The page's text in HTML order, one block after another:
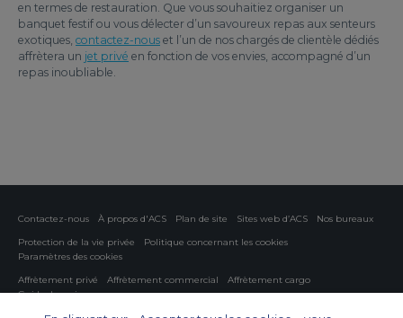
en termes de restauration. Que vous souhaitiez organiser un
banquet festif ou vous délecter d’un savoureux repas aux senteurs
exotiques, contactez-nous et l’un de nos chargés de clientèle dédiés
affrètera un jet privé en fonction de vos envies, accompagné d’un
repas inoubliable.
Contactez-nous À propos d'ACS Plan de site Sites web d’ACS
Nos bureaux
Protection de la vie privée
Politique concernant les cookies
Paramètres des cookies
Affrètement privé
Affrètement commercial
Affrètement cargo
Guide des avions